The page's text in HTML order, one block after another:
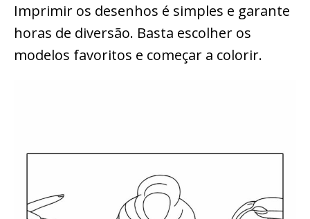
Imprimir os desenhos é simples e garante
horas de diversão. Basta escolher os
modelos favoritos e começar a colorir.